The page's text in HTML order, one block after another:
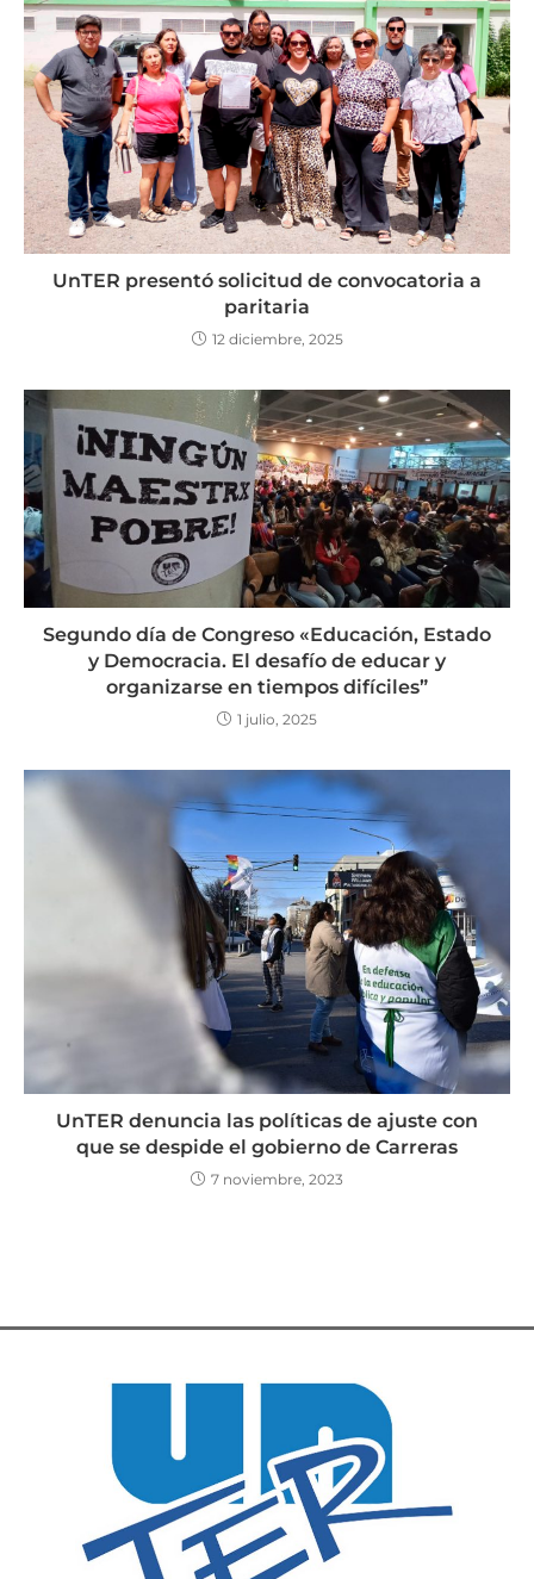
UnTER presentó solicitud de convocatoria a
paritaria
12 diciembre, 2025
Segundo día de Congreso «Educación, Estado
y Democracia. El desafío de educar y
organizarse en tiempos difíciles”
1 julio, 2025
UnTER denuncia las políticas de ajuste con
que se despide el gobierno de Carreras
7 noviembre, 2023